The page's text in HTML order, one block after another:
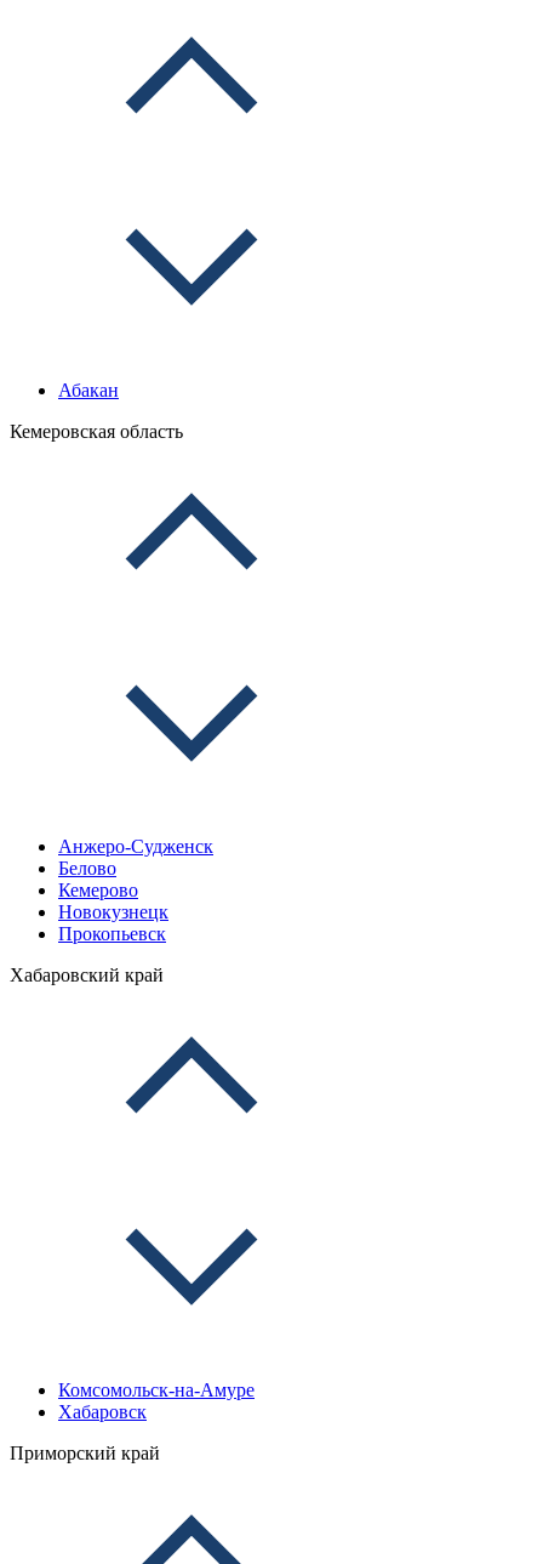
Абакан
Кемеровская область
Анжеро-Судженск
Белово
Кемерово
Новокузнецк
Прокопьевск
Хабаровский край
Комсомольск-на-Амуре
Хабаровск
Приморский край